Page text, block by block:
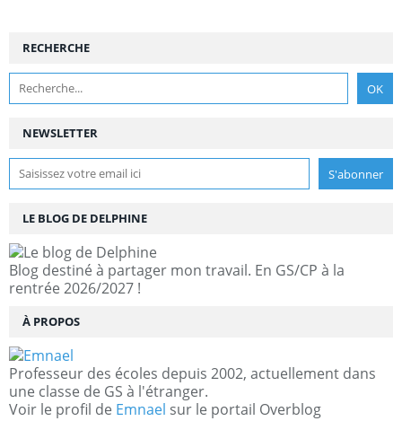
NEWSLETTER
RECHERCHE
LE BLOG DE DELPHINE
Blog destiné à partager mon travail. En GS/CP à la
rentrée 2026/2027 !
À PROPOS
Professeur des écoles depuis 2002, actuellement dans
une classe de GS à l'étranger.
Voir le profil de Emnael sur le portail Overblog